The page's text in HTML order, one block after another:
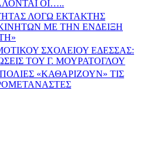
ΟΙ…..
ΛΟΓΩ ΕΚΤΑΚΤΗΣ
ΜΕ ΤΗΝ ΕΝΔΕΙΞΗ
ΣΧΟΛΕΙΟΥ ΕΔΕΣΣΑΣ:
ΤΟΥ Γ. ΜΟΥΡΑΤΟΓΛΟΥ
«ΚΑΘΑΡΙΖΟΥΝ» ΤΙΣ